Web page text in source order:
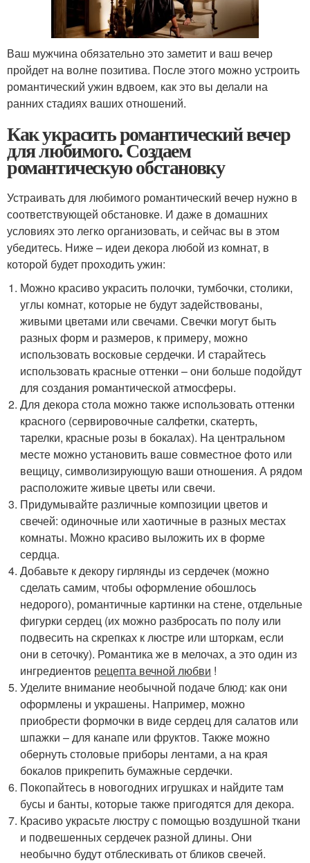
Ваш мужчина обязательно это заметит и ваш вечер
пройдет на волне позитива. После этого можно устроить
романтический ужин вдвоем, как это вы делали на
ранних стадиях ваших отношений.
Как украсить романтический вечер
для любимого. Создаем
романтическую обстановку
Устраивать для любимого романтический вечер нужно в
соответствующей обстановке. И даже в домашних
условиях это легко организовать, и сейчас вы в этом
убедитесь. Ниже – идеи декора любой из комнат, в
которой будет проходить ужин:
Можно красиво украсить полочки, тумбочки, столики,
углы комнат, которые не будут задействованы,
живыми цветами или свечами. Свечки могут быть
разных форм и размеров, к примеру, можно
использовать восковые сердечки. И старайтесь
использовать красные оттенки – они больше подойдут
для создания романтической атмосферы.
Для декора стола можно также использовать оттенки
красного (сервировочные салфетки, скатерть,
тарелки, красные розы в бокалах). На центральном
месте можно установить ваше совместное фото или
вещицу, символизирующую ваши отношения. А рядом
расположите живые цветы или свечи.
Придумывайте различные композиции цветов и
свечей: одиночные или хаотичные в разных местах
комнаты. Можно красиво выложить их в форме
сердца.
Добавьте к декору гирлянды из сердечек (можно
сделать самим, чтобы оформление обошлось
недорого), романтичные картинки на стене, отдельные
фигурки сердец (их можно разбросать по полу или
подвесить на скрепках к люстре или шторкам, если
они в сеточку). Романтика же в мелочах, а это один из
ингредиентов рецепта вечной любви !
Уделите внимание необычной подаче блюд: как они
оформлены и украшены. Например, можно
приобрести формочки в виде сердец для салатов или
шпажки – для канапе или фруктов. Также можно
обернуть столовые приборы лентами, а на края
бокалов прикрепить бумажные сердечки.
Покопайтесь в новогодних игрушках и найдите там
бусы и банты, которые также пригодятся для декора.
Красиво украсьте люстру с помощью воздушной ткани
и подвешенных сердечек разной длины. Они
необычно будут отблескивать от бликов свечей.